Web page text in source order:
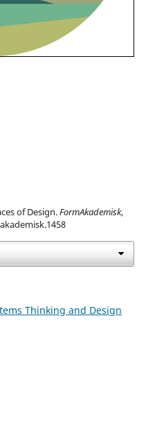
of Design.FormAkademisk,
Thinking and Design